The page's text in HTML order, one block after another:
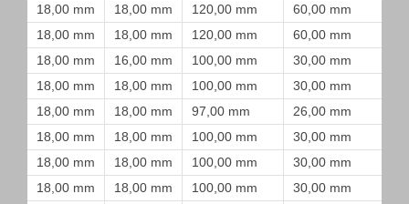
18,00 mm
18,00 mm 120,00 mm
60,00 mm
18,00 mm
18,00 mm 120,00 mm
60,00 mm
18,00 mm
16,00 mm 100,00 mm
30,00 mm
18,00 mm
18,00 mm 100,00 mm
30,00 mm
18,00 mm
18,00 mm 97,00 mm
26,00 mm
18,00 mm
18,00 mm 100,00 mm
30,00 mm
18,00 mm
18,00 mm 100,00 mm
30,00 mm
18,00 mm
18,00 mm 100,00 mm
30,00 mm